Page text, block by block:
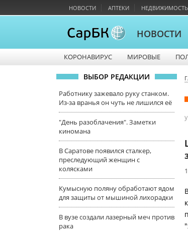
НОВОСТИ АПТЕКИ НЕДВИЖИМОСТЬ
НОВОСТИ
КОРОНАВИРУС МИРОВЫЕ
ВЫБОР РЕДАКЦИИ
Работнику зажевало руку станком.
Из-за вранья он чуть не лишился её
"День разоблачения". Заметки
киномана
В Саратове появился сталкер,
преследующий женщин с
колясками
Кумысную поляну обработают ядом
для защиты от мышиной лихорадки
В вузе создали лазерный меч против
рака